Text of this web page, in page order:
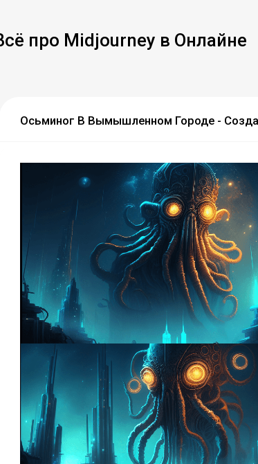
про Midjourney в Онлайне
Осьминог В Вымышленном Городе -